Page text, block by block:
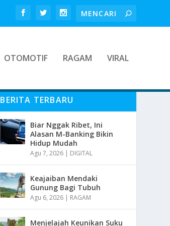
OTOMOTIF RAGAM VIRAL
BERITA TERBARU
Biar Nggak Ribet, Ini
Alasan M-Banking Bikin
Hidup Mudah
Agu 7, 2026 | DIGITAL
Keajaiban Mendaki
Gunung Bagi Tubuh
Agu 6, 2026 | RAGAM
Menjelajah Keunikan Suku